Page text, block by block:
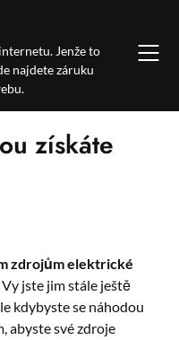
Jenže to
najdete záruku
získáte
zdrojům elektrické
Vy jste jim stále ještě
kdybyste se náhodou
abyste své zdroje